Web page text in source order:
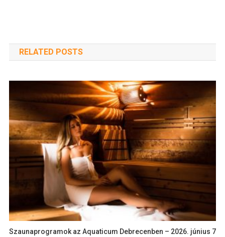
RELATED POSTS
Szaunaprogramok az Aquaticum Debrecenben – 2026. június 7